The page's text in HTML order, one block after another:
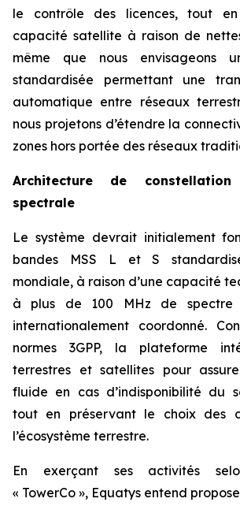
le contrôle des licences, tout
capacité satellite à raison de
même que nous envisageons
standardisée permettant une
automatique entre réseaux
nous projetons d’étendre la
zones hors portée des réseaux
Architecture de
spectrale
Le système devrait initialement
bandes MSS L et S
mondiale, à raison d’une capacité
à plus de 100 MHz de spectre
internationalement coordonné.
normes 3GPP, la plateforme
terrestres et satellites pour
fluide en cas d’indisponibilité du
tout en préservant le choix des
l’écosystème terrestre.
En exerçant ses activités
« TowerCo », Equatys entend